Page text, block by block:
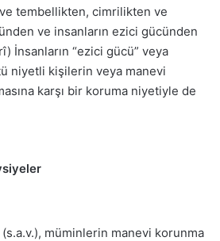
tembellikten, cimrilikten ve
ve insanların ezici gücünden
İnsanların “ezici gücü” veya
niyetli kişilerin veya manevi
karşı bir koruma niyetiyle de
müminlerin manevi korunma